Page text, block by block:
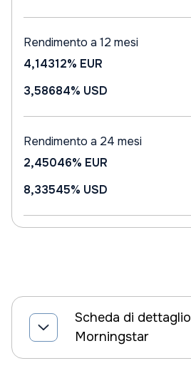
Rendimento a 12 mesi
4,14312% EUR
3,58684% USD
Rendimento a 24 mesi
2,45046% EUR
8,33545% USD
Scheda di dettaglio
Morningstar